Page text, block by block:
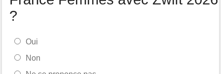
?
Oui
Non